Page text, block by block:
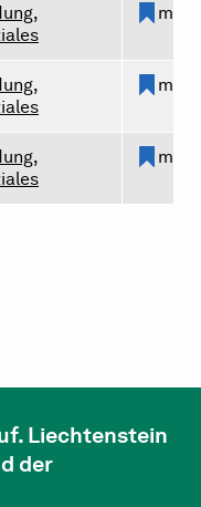
Liechtenstein
der